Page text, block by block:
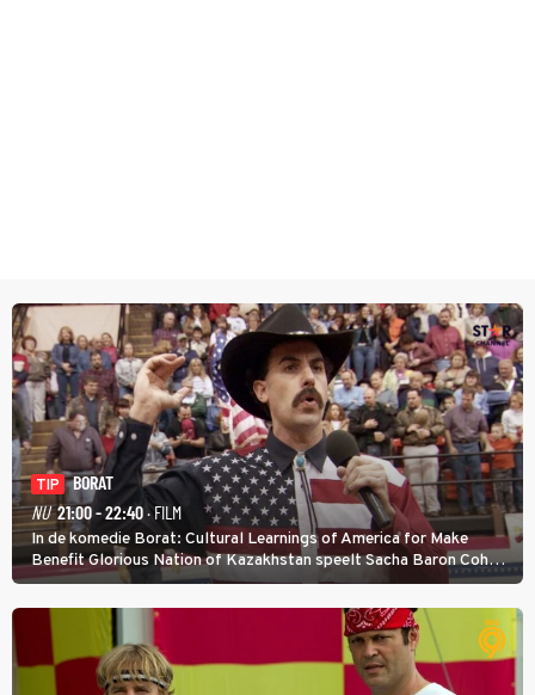
TIP
BORAT
NU 21:00 - 22:40· FILM
In de komedie Borat: Cultural Learnings of America for Make
Benefit Glorious Nation of Kazakhstan speelt Sacha Baron Cohen
een Kazachse journalist die naar Amerika komt om een tv-
programma te maken.